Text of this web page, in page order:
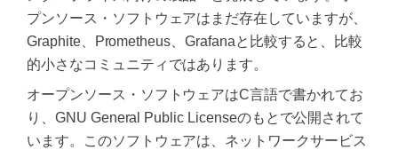
プンソース・ソフトウェアはまだ存在していますが、
Graphite、Prometheus、Grafanaと比較すると、比較
的小さなコミュニティではあります。
オープンソース・ソフトウェアはC言語で書かれてお
り、GNU General Public Licenseのもとで公開されて
います。このソフトウェアは、ネットワークサービス